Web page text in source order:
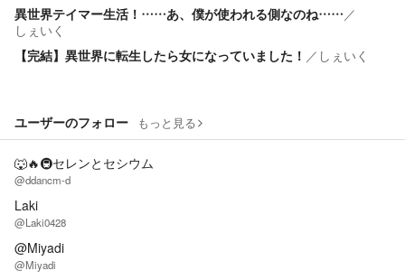
異世界テイマー生活！……あ、僕が使われる側なのね……／
しぇいく
【完結】異世界に転生したら女になっていました！ ／ しぇいく
ユーザーのフォロー もっと見る
🐺🔥🚇セレンとセシウム
@ddancm-d
Laki
@Laki0428
@Miyadi
@Miyadi